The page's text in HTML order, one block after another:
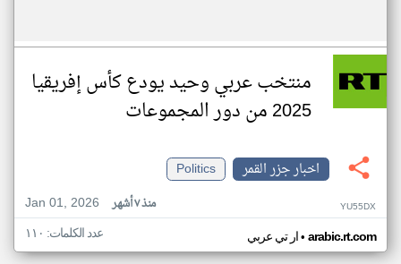
منتخب عربي وحيد يودع كأس إفريقيا
2025 من دور المجموعات
اخبار جزر القمر
Politics
Jan 01, 2026
منذ ٧ أشهر YU55DX
ار تي عربي• arabic.rt.com عدد الكلمات: ١١٠